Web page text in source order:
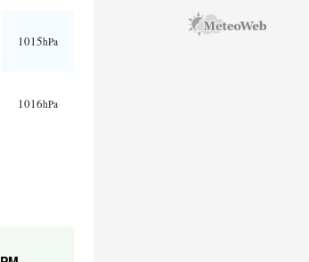
1015hPa
1016hPa